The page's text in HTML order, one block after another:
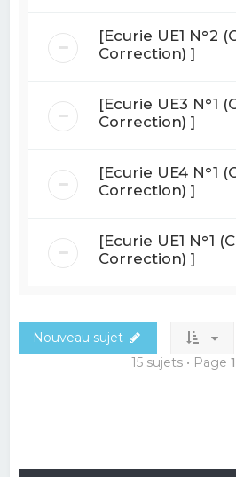
[Ecurie UE1 N°2
Correction) ]
[Ecurie UE3 N°1
Correction) ]
[Ecurie UE4 N°1
Correction) ]
[Ecurie UE1 N°1
Correction) ]
Nouveau sujet
15 sujets • Page 1